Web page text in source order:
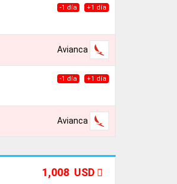
-1 día +1 día
Avianca
-1 día +1 día
Avianca
1,008 USD